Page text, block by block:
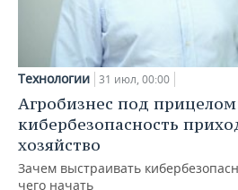
Технологии 31 июл, 00:00
Агробизнес под
кибербезопасность
хозяйство
Зачем выстраивать
чего начать